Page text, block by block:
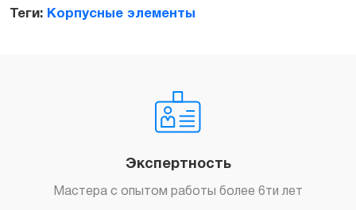
Теги: Корпусные элементы
Экспертность
Мастера с опытом работы более 6ти лет